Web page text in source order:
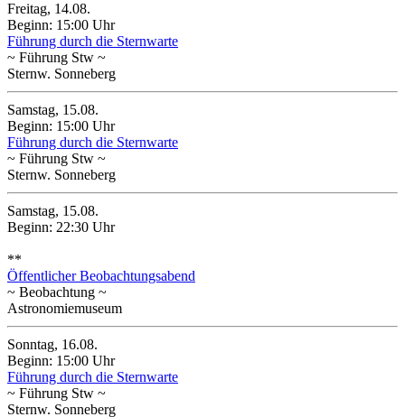
Freitag, 14.08.
Beginn: 15:00 Uhr
Führung durch die Sternwarte
~ Führung Stw ~
Sternw. Sonneberg
Samstag, 15.08.
Beginn: 15:00 Uhr
Führung durch die Sternwarte
~ Führung Stw ~
Sternw. Sonneberg
Samstag, 15.08.
Beginn: 22:30 Uhr
**
Öffentlicher Beobachtungsabend
~ Beobachtung ~
Astronomiemuseum
Sonntag, 16.08.
Beginn: 15:00 Uhr
Führung durch die Sternwarte
~ Führung Stw ~
Sternw. Sonneberg